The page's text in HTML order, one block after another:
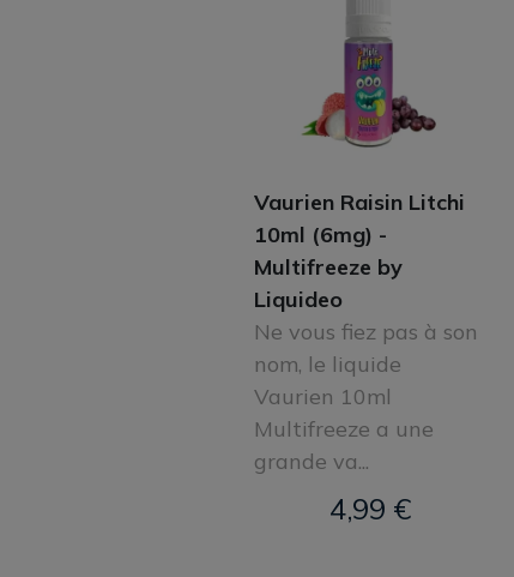
Vaurien Raisin Litchi
10ml (6mg) -
Multifreeze by
Liquideo
Ne vous fiez pas à son
nom, le liquide
Vaurien 10ml
Multifreeze a une
grande va...
4,99 €